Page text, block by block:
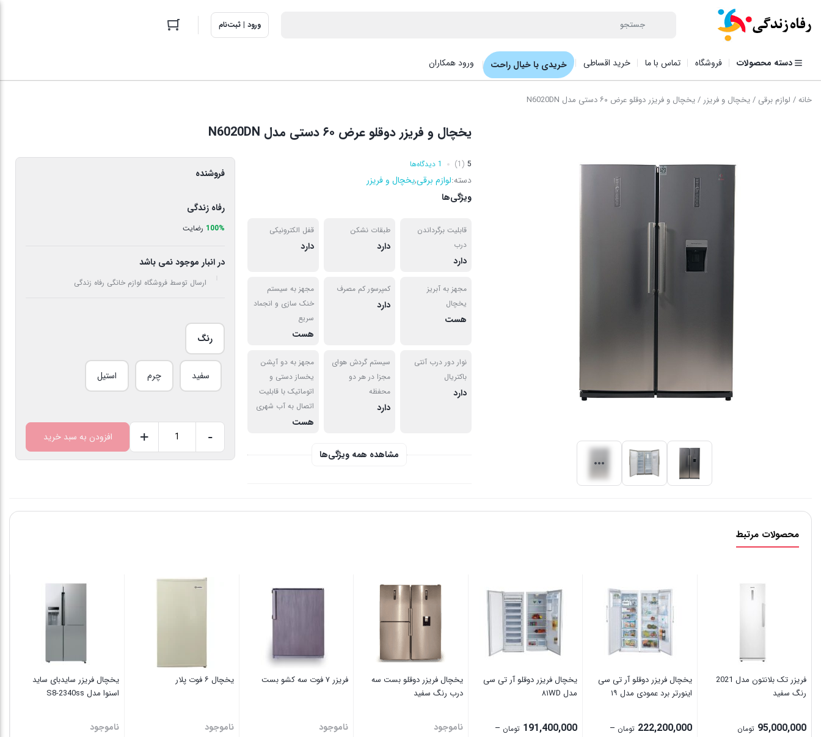
ورود | ثبت‌نام
دسته محصولات فروشگاه تماس با ما خرید اقساطی خریدی با خیال راحت ورود همکاران
خانه/ لوازم برقی /یخچال و فریزر / یخچال و فریزر دوقلو عرض ۶۰ دستی مدل N6020DN
یخچال و فریزر دوقلو عرض ۶۰ دستی مدل N6020DN
5
(1) 1 دیدگاه‌ها
دسته:لوازم برقی,یخچال و فریزر
ویژگی‌ها
قابلیت برگرداندن
درب
دارد
طبقات نشکن
دارد
قفل الکترونیکی
دارد
مجهز به آبریز
یخچال
هست
کمپرسور کم مصرف
دارد
مجهز به سیستم
خنک سازی و انجماد
سریع
هست
نوار دور درب آنتی
باکتریال
دارد
سیستم گردش هوای
مجزا در هر دو
محفظه
دارد
مجهز به دو آپشن
یخساز دستی و
اتوماتیک با قابلیت
اتصال به آب شهری
هست
مشاهده همه ویژگی‌ها
فروشنده
رفاه زندگی
100% رضایت
در انبار موجود نمی باشد
ارسال توسط فروشگاه لوازم خانگی رفاه زندگی
رنگ
سفید چرم استیل
و
عرض
N6020DN
-
+ افزودن به سبد خرید
محصولات مرتبط
فریزر تک بلانتون مدل 2021
رنگ سفید
95,000,000 تومان
یخچال فریزر دوقلو آر تی سی
اینورتر برد عمودی مدل ۱۹
222,200,000 تومان –
یخچال فریزر دوقلو آر تی سی
مدل ۸۱WD
191,400,000 تومان –
یخچال فریزر دوقلو بست سه
درب رنگ سفید
ناموجود
فریزر ۷ فوت سه کشو بست
ناموجود
یخچال ۶ فوت پلار
ناموجود
یخچال فریزر سایدبای ساید
اسنوا مدل S8-2340ss
ناموجود